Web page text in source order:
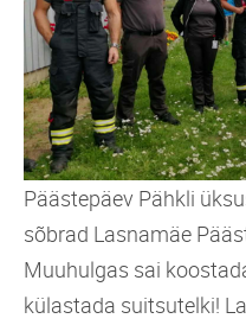
Päästepäev Pähkli
sõbrad Lasnamäe
Muuhulgas sai
külastada suitsutelki!